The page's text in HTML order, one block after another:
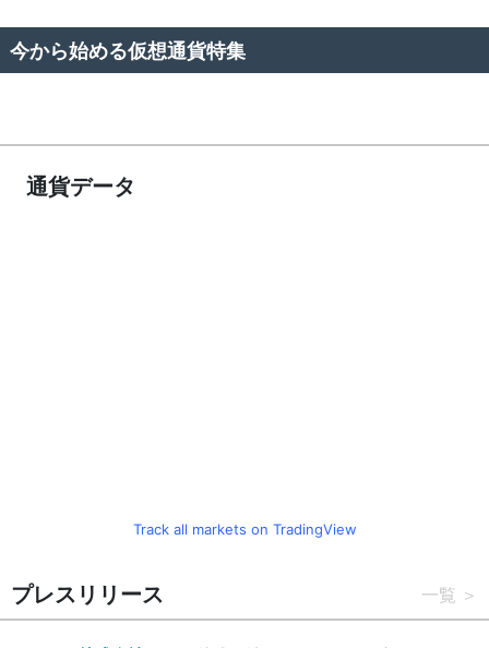
今から始める仮想通貨特集
通貨データ
Track all markets on TradingView
プレスリリース 一覧